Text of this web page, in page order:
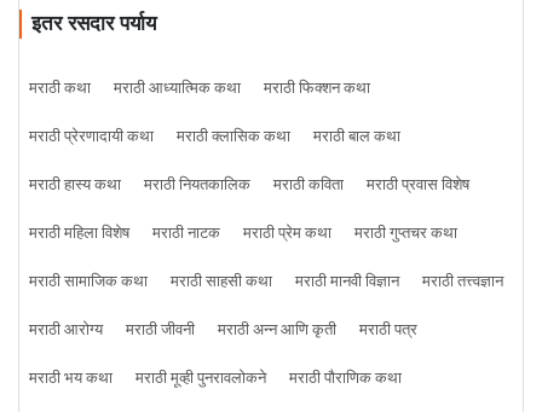
इतर रसदार पर्याय
मराठी कथा मराठी आध्यात्मिक कथा
मराठी फिक्शन कथा
मराठी प्रेरणादायी कथा
मराठी क्लासिक कथा
मराठी बाल कथा
मराठी हास्य कथा
मराठी नियतकालिक मराठी कविता
मराठी प्रवास विशेष
मराठी महिला विशेष
मराठी नाटक मराठी प्रेम कथा
मराठी गुप्तचर कथा
मराठी सामाजिक कथा
मराठी साहसी कथा मराठी मानवी विज्ञान
मराठी तत्त्वज्ञान
मराठी आरोग्य
मराठी जीवनी मराठी अन्न आणि कृती
मराठी पत्र
मराठी भय कथा
मराठी मूव्ही पुनरावलोकने
मराठी पौराणिक कथा